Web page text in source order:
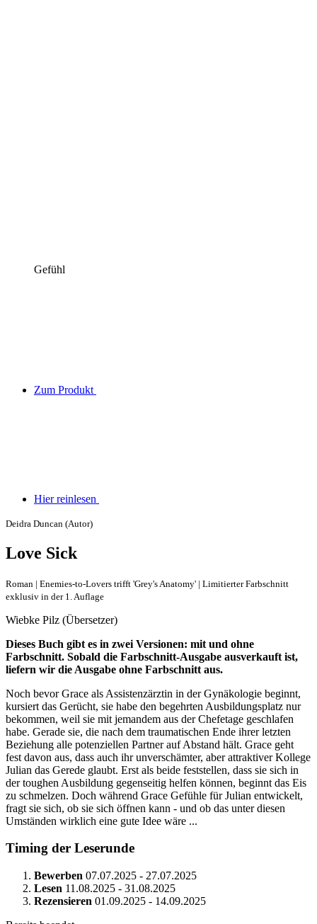
Gefühl
Zum Produkt
Hier reinlesen
Deidra Duncan (Autor)
Love Sick
Roman | Enemies-to-Lovers trifft 'Grey's Anatomy' | Limitierter Farbschnitt
exklusiv in der 1. Auflage
Wiebke Pilz (Übersetzer)
Dieses Buch gibt es in zwei Versionen: mit und ohne
Farbschnitt. Sobald die Farbschnitt-Ausgabe ausverkauft ist,
liefern wir die Ausgabe ohne Farbschnitt aus.
Noch bevor Grace als Assistenzärztin in der Gynäkologie beginnt,
kursiert das Gerücht, sie habe den begehrten Ausbildungsplatz nur
bekommen, weil sie mit jemandem aus der Chefetage geschlafen
habe. Gerade sie, die nach dem traumatischen Ende ihrer letzten
Beziehung alle potenziellen Partner auf Abstand hält. Grace geht
fest davon aus, dass auch ihr unverschämter, aber attraktiver Kollege
Julian das Gerede glaubt. Erst als beide feststellen, dass sie sich in
der toughen Ausbildung gegenseitig helfen können, beginnt das Eis
zu schmelzen. Doch während Grace Gefühle für Julian entwickelt,
fragt sie sich, ob sie sich öffnen kann - und ob das unter diesen
Umständen wirklich eine gute Idee wäre ...
Timing der Leserunde
Bewerben 07.07.2025 - 27.07.2025
Lesen 11.08.2025 - 31.08.2025
Rezensieren 01.09.2025 - 14.09.2025